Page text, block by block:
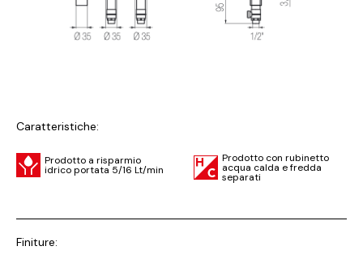
Caratteristiche:
Prodotto a risparmio
idrico portata 5/16 Lt/min
Prodotto con rubinetto
acqua calda e fredda
separati
Finiture: